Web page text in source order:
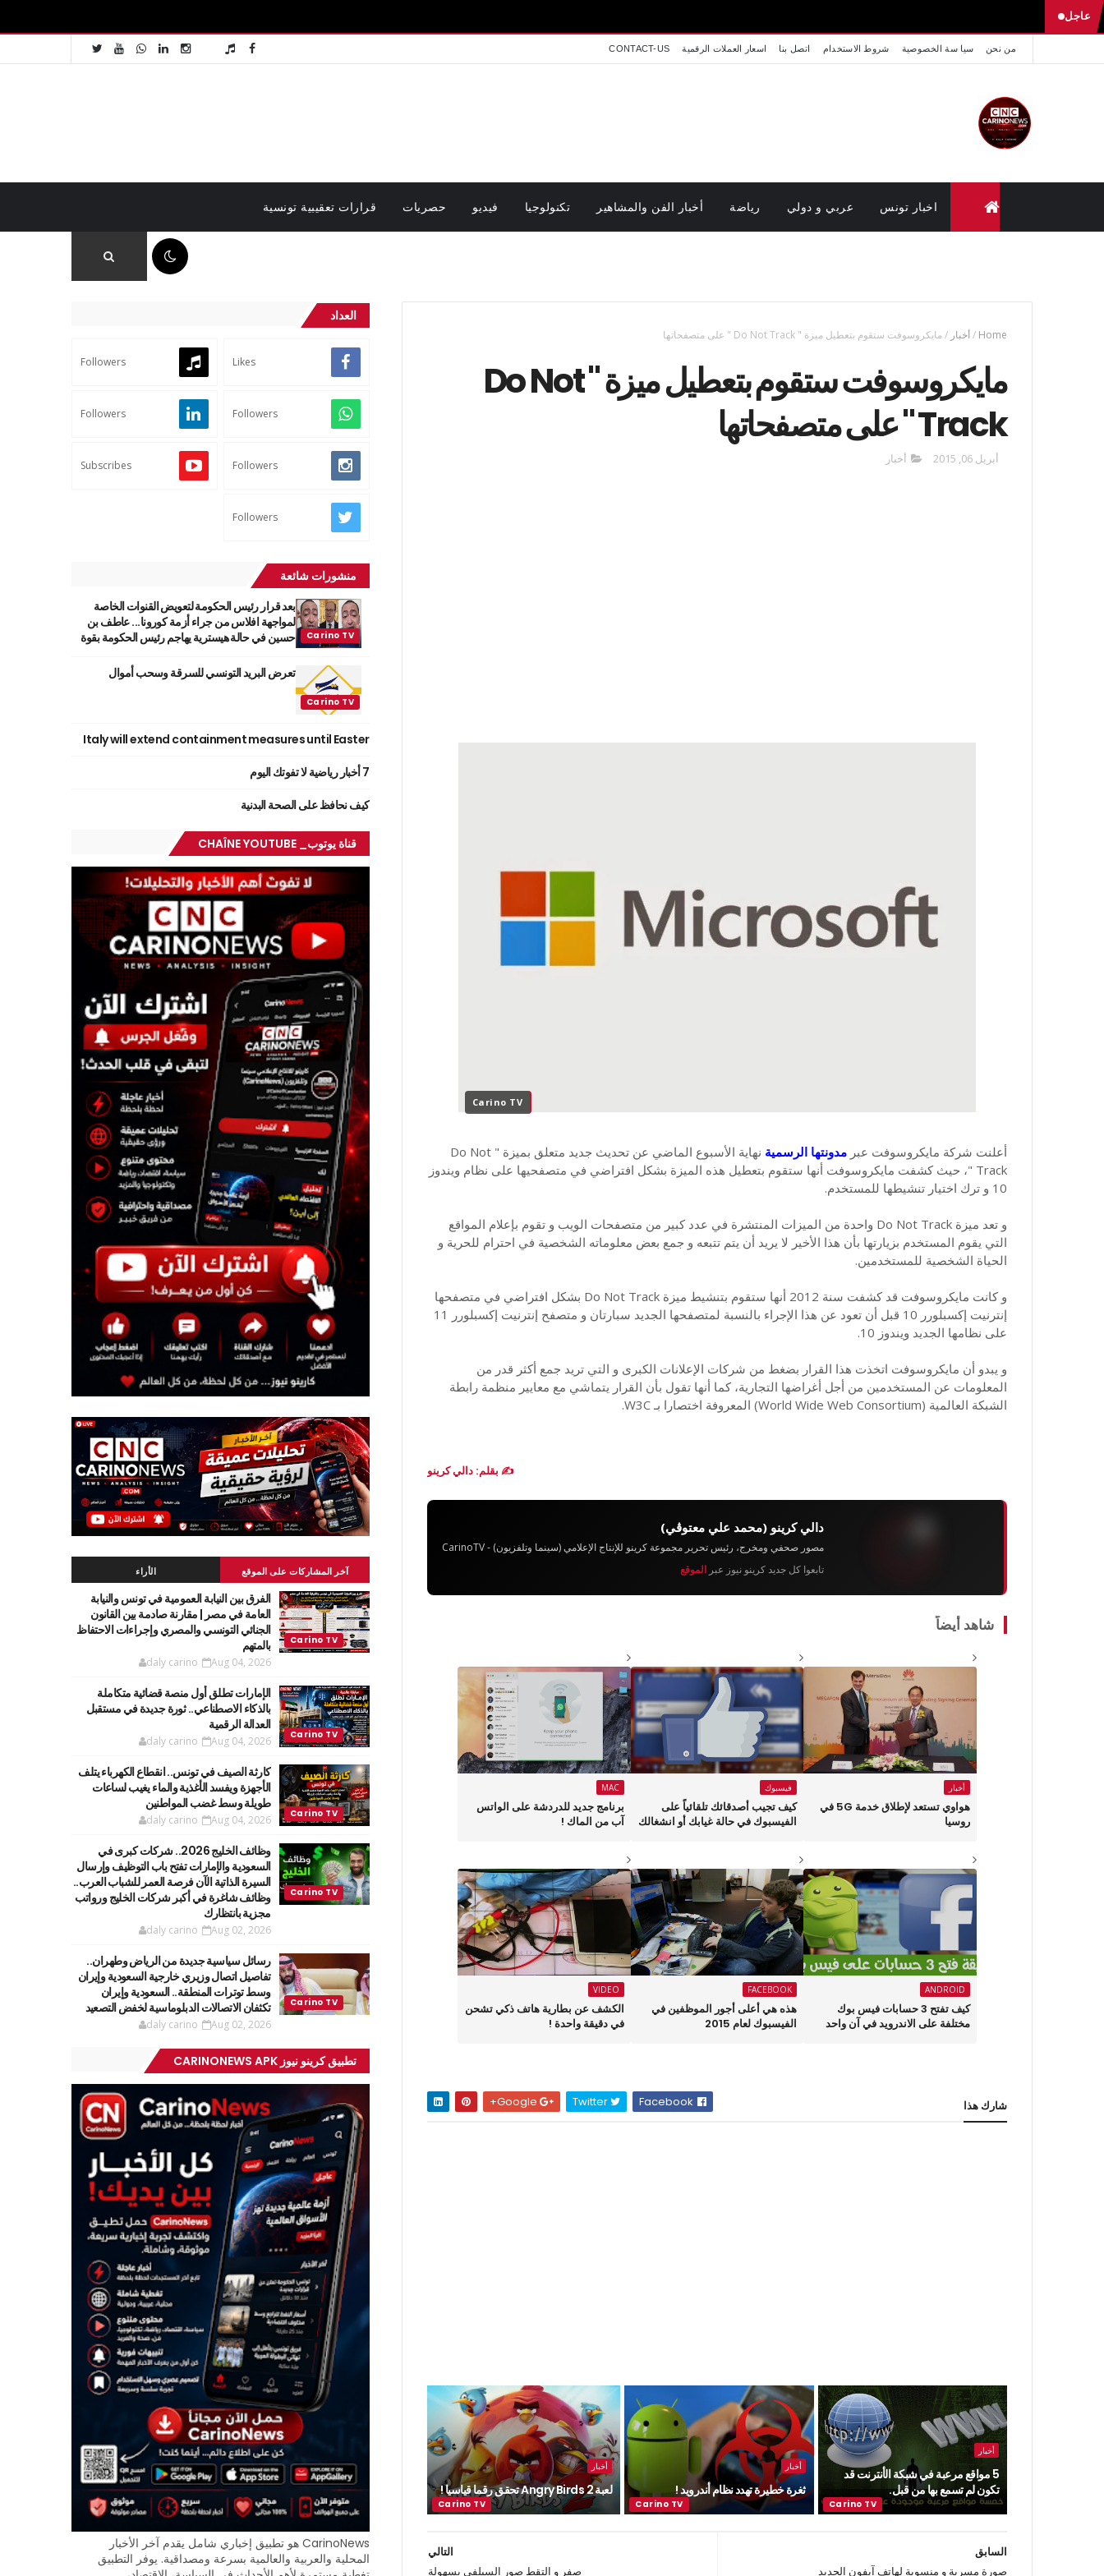
عاجل
من نحن سيا سة الخصوصية شروط الاستخدام اتصل بنا اسعار العملات الرقمية CONTACT-US
اخبار تونس عربي و دولي رياضة أخبار الفن والمشاهير تكنولوجيا فيديو حصريات قرارات تعقيبية تونسية
Home
/أخبار /مايكروسوفت ستقوم بتعطيل ميزة " Do Not Track " على متصفحاتها
مايكروسوفت ستقوم بتعطيل ميزة " Do Not
Track " على متصفحاتها
أبريل 06, 2015 أخبار
Carino TV
أعلنت شركة مايكروسوفت عبر مدونتها الرسمية
نهاية الأسبوع الماضي عن تحديث جديد متعلق بميزة " Do Not
Track "، حيث كشفت مايكروسوفت أنها ستقوم بتعطيل هذه الميزة بشكل افتراضي في متصفحيها على نظام ويندوز
10 و ترك اختيار تنشيطها للمستخدم.
و تعد ميزة Do Not Track واحدة من الميزات المنتشرة في عدد كبير من متصفحات الويب و تقوم بإعلام المواقع
التي يقوم المستخدم بزيارتها بأن هذا الأخير لا يريد أن يتم تتبعه و جمع بعض معلوماته الشخصية في احترام للحرية و
الحياة الشخصية للمستخدمين.
و كانت مايكروسوفت قد كشفت سنة 2012 أنها ستقوم بتنشيط ميزة Do Not Track بشكل افتراضي في متصفحها
إنترنيت إكسبلورر 10 قبل أن تعود عن هذا الإجراء بالنسبة لمتصفحها الجديد سبارتان و متصفح إنترنيت إكسبلورر 11
على نظامها الجديد ويندوز 10.
و يبدو أن مايكروسوفت اتخذت هذا القرار بضغط من شركات الإعلانات الكبرى و التي تريد جمع أكثر قدر من
المعلومات عن المستخدمين من أجل أغراضها التجارية، كما أنها تقول بأن القرار يتماشي مع معايير منظمة رابطة
الشبكة العالمية (World Wide Web Consortium) المعروفة اختصارا بـ W3C.
✍️ بقلم: دالي كرينو
دالي كرينو (محمد علي معتوڨي)
مصور صحفي ومخرج، رئيس تحرير مجموعة كرينو للإنتاج الإعلامي (سينما وتلفزيون) - CarinoTV
تابعوا كل جديد كرينو نيوز عبرالموقع
شاهد أيضاً
أخبار
هواوي تستعد لإطلاق خدمة 5G في
روسيا
فيسبوك
كيف تجيب أصدقائك تلقائياً على
الفيسبوك في حالة غيابك أو انشغالك
MAC
برنامج جديد للدردشة على الواتس
آب من الماك !
ANDROID
كيف تفتح 3 حسابات فيس بوك
مختلفة على الاندرويد في آن واحد
FACEBOOK
هذه هي أعلى أجور الموظفين في
الفيسبوك لعام 2015
VIDEO
الكشف عن بطارية هاتف ذكي تشحن
في دقيقة واحدة !
شارك هذا Twitter
أخبار
5 مواقع مرعبة في شبكة الأنترنت قد
تكون لم تسمع بها من قبل.
أخبار
ثغرة خطيرة تهدد نظام أندرويد !
أخبار
لعبة Angry Birds 2 تحقق رقما قياسيا !
التالي
صفر و التقط صور السيلفي بسهولة
السابق
صورة مسربة و منسوبة لهاتف آيفون الجديد
العداد
Likes
Followers
Followers
Followers
Followers
Subscribes
Followers
منشورات شائعة
بعد قرار رئيس الحكومة لتعويض القنوات الخاصة
لمواجهة افلاس من جراء أزمة كورونا... عاطف بن
حسين في حالة هيسترية يهاجم رئيس الحكومة بقوة
تعرض البريد التونسي للسرقة وسحب أموال
Italy will extend containment measures until Easter
7 أخبار رياضية لا تفوتك اليوم
كيف نحافظ على الصحة البدنية
قناة يوتوب_ CHAÎNE YOUTUBE
آخر المشاركات على الموقع الأراء
الفرق بين النيابة العمومية في تونس والنيابة
العامة في مصر | مقارنة صادمة بين القانون
الجنائي التونسي والمصري وإجراءات الاحتفاظ
بالمتهم
daly carino Aug 04, 2026
الإمارات تطلق أول منصة قضائية متكاملة
بالذكاء الاصطناعي.. ثورة جديدة في مستقبل
العدالة الرقمية
daly carino Aug 04, 2026
كارثة الصيف في تونس.. انقطاع الكهرباء يتلف
الأجهزة ويفسد الأغذية والماء يغيب لساعات
طويلة وسط غضب المواطنين
daly carino Aug 04, 2026
وظائف الخليج 2026.. شركات كبرى في
السعودية والإمارات تفتح باب التوظيف وإرسال
السيرة الذاتية الآن فرصة العمر للشباب العرب..
وظائف شاغرة في أكبر شركات الخليج ورواتب
مجزية بانتظارك
daly carino Aug 02, 2026
رسائل سياسية جديدة من الرياض وطهران..
تفاصيل اتصال وزيري خارجية السعودية وإيران
وسط توترات المنطقة.. السعودية وإيران
تكثفان الاتصالات الدبلوماسية لخفض التصعيد
daly carino Aug 02, 2026
تطبيق كرينو نيوز CARINONEWS APK
CarinoNews هو تطبيق إخباري شامل يقدم آخر الأخبار
المحلية والعربية والعالمية بسرعة ومصداقية. يوفر التطبيق